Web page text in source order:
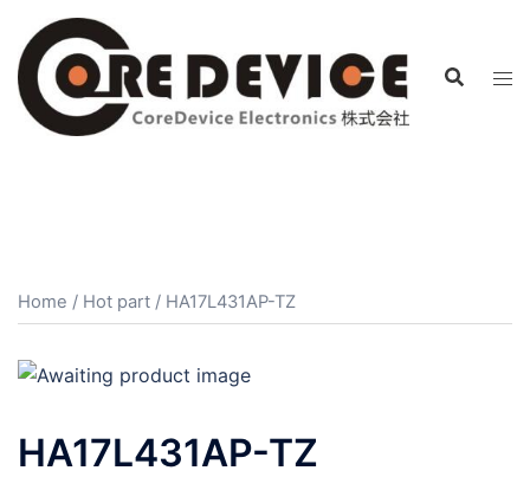
Home / Hot part / HA17L431AP-TZ
HA17L431AP-TZ